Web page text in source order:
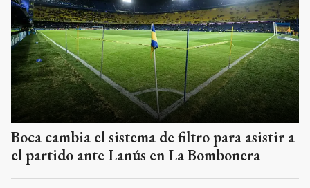
Boca cambia el sistema de filtro para asistir a
el partido ante Lanús en La Bombonera